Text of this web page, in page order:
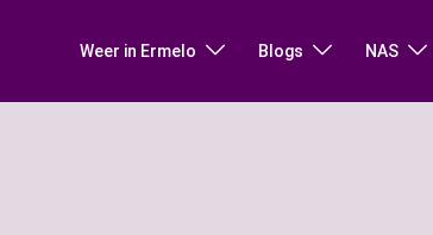
Weer in Ermelo Blogs NAS